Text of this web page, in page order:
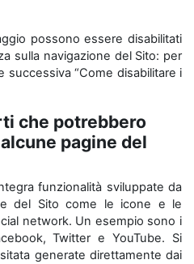
possono essere disabilitati
sulla navigazione del Sito: per
successiva “Come disabilitare i
che potrebbero
pagine del
funzionalità sviluppate da
del Sito come le icone e le
network. Un esempio sono i
Twitter e YouTube. Si
generate direttamente dai